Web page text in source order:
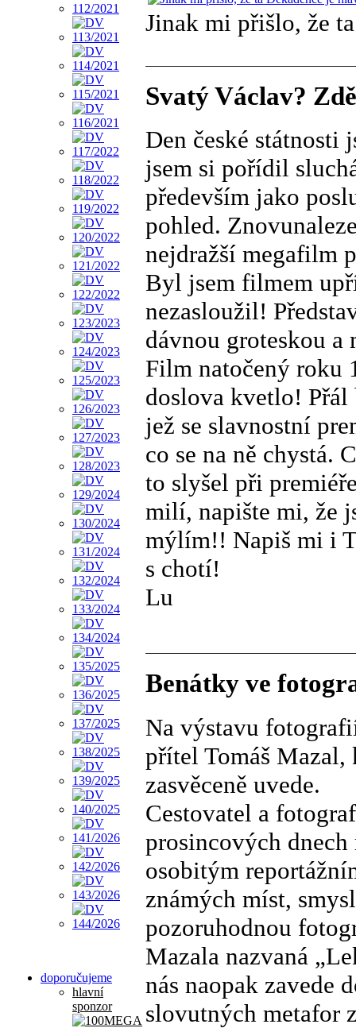
doporučujeme
hlavní
sponzor
Jinak mi přišlo, že
Svatý Václav?
Den české státnosti
jsem si pořídil
především jako
pohled.
nejdražší megafilm
Byl jsem filmem
nezasloužil!
dávnou groteskou
Film natočený roku
doslova kvetlo! Přál
jež se slavnostní
co se na ně chystá.
to slyšel při
milí, napište mi, že
mýlím!! Napiš mi i
s chotí!
Lu
Benátky ve
Na výstavu
přítel Tomáš
zasvěceně uvede.
Cestovatel a
prosincových
osobitým
známých míst,
pozoruhodnou
Mazala nazvaná
nás naopak zavede
slovutných metafor